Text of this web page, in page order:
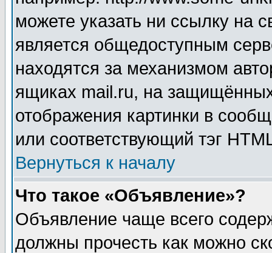
можете указать ни ссылку на
является общедоступным
находятся за механизмом
ящиках mail.ru, на
отображения картинки в
или соответствующий тэг
Вернуться к началу
Что такое «Объявление»?
Объявление чаще всего
должны прочесть как можно